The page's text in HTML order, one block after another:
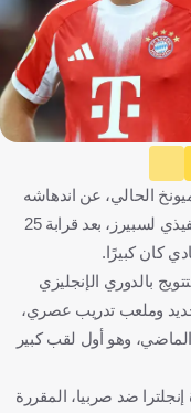
صربيا ضد إنجلترا
لكأس العالم - أوروبا
الحالي، عن اندهاشه
من قرار رحيل دانييل ليفي عن منصبه كرئيس تنفيذي لسبيرز، بعد قرابة 25
كان كبيرًا.
بالدوري الإنجليزي
إرثًا: ستاد جديد وملعب تدريب عصري،
وهو أول لقب كبير
إنجلترا ضد صربيا، المقررة